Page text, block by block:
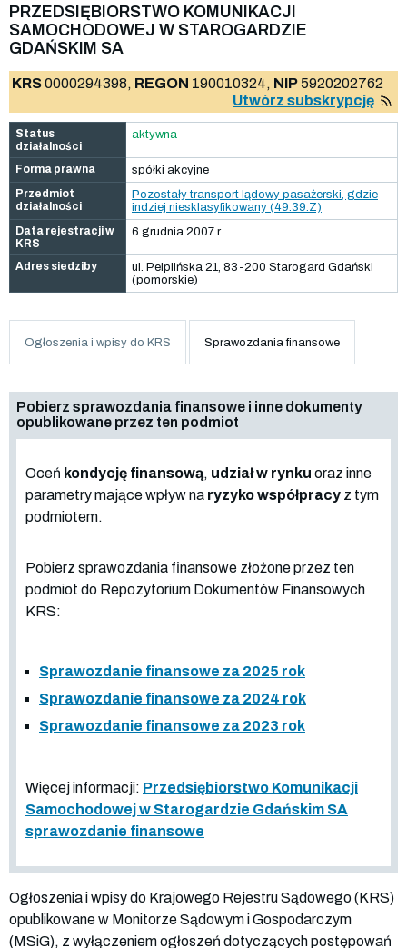
PRZEDSIĘBIORSTWO KOMUNIKACJI
SAMOCHODOWEJ W STAROGARDZIE
GDAŃSKIM SA
KRS0000294398, REGON 190010324, NIP5920202762
Utwórz subskrypcję
Status
działalności
aktywna
Forma prawna
spółki akcyjne
Przedmiot
działalności
Pozostały transport lądowy pasażerski, gdzie
indziej niesklasyfikowany (49.39.Z)
Data rejestracji w
KRS
6 grudnia 2007 r.
Adres siedziby
ul. Pelplińska 21, 83-200 Starogard Gdański
(pomorskie)
Ogłoszenia i wpisy do KRS Sprawozdania finansowe
Pobierz sprawozdania finansowe i inne dokumenty
opublikowane przez ten podmiot
Oceń kondycję finansową, udział w rynku oraz inne
parametry mające wpływ na ryzyko współpracy z tym
podmiotem.
Pobierz sprawozdania finansowe złożone przez ten
podmiot do Repozytorium Dokumentów Finansowych
KRS:
Sprawozdanie finansowe za 2025 rok
Sprawozdanie finansowe za 2024 rok
Sprawozdanie finansowe za 2023 rok
Więcej informacji: Przedsiębiorstwo Komunikacji
Samochodowej w Starogardzie Gdańskim SA
sprawozdanie finansowe
Ogłoszenia i wpisy do Krajowego Rejestru Sądowego (KRS)
opublikowane w Monitorze Sądowym i Gospodarczym
(MSiG), z wyłączeniem ogłoszeń dotyczących postępowań